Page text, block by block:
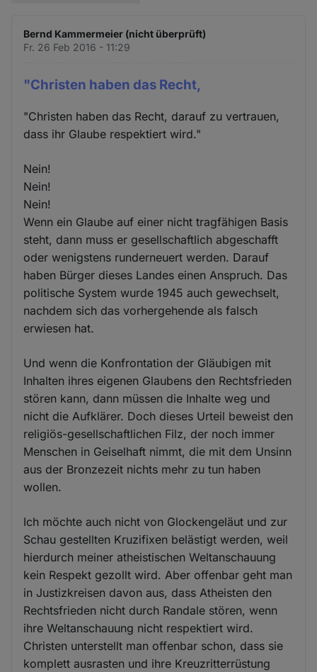
Bernd Kammermeier (nicht überprüft)
Fr. 26 Feb 2016 - 11:29
"Christen haben das Recht,
"Christen haben das Recht, darauf zu vertrauen,
dass ihr Glaube respektiert wird."
Nein!
Nein!
Nein!
Wenn ein Glaube auf einer nicht tragfähigen Basis
steht, dann muss er gesellschaftlich abgeschafft
oder wenigstens runderneuert werden. Darauf
haben Bürger dieses Landes einen Anspruch. Das
politische System wurde 1945 auch gewechselt,
nachdem sich das vorhergehende als falsch
erwiesen hat.
Und wenn die Konfrontation der Gläubigen mit
Inhalten ihres eigenen Glaubens den Rechtsfrieden
stören kann, dann müssen die Inhalte weg und
nicht die Aufklärer. Doch dieses Urteil beweist den
religiös-gesellschaftlichen Filz, der noch immer
Menschen in Geiselhaft nimmt, die mit dem Unsinn
aus der Bronzezeit nichts mehr zu tun haben
wollen.
Ich möchte auch nicht von Glockengeläut und zur
Schau gestellten Kruzifixen belästigt werden, weil
hierdurch meiner atheistischen Weltanschauung
kein Respekt gezollt wird. Aber offenbar geht man
in Justizkreisen davon aus, dass Atheisten den
Rechtsfrieden nicht durch Randale stören, wenn
ihre Weltanschauung nicht respektiert wird.
Christen unterstellt man offenbar schon, dass sie
komplett ausrasten und ihre Kreuzritterrüstung